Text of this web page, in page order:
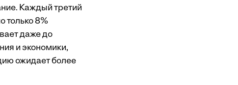
Каждый третий
только 8%
даже до
и экономики,
ожидает более